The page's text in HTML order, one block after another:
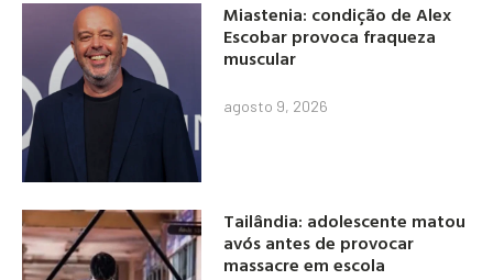
Miastenia: condição de Alex
Escobar provoca fraqueza
muscular
agosto 9, 2026
Tailândia: adolescente matou
avós antes de provocar
massacre em escola